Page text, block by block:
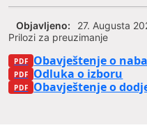
Prilozi za preuzimanje
Obavještenje o
Odluka o izboru
Obavještenje o
Objavljeno: 27. Augusta